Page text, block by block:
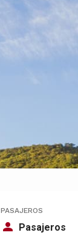
PASAJEROS
Pasajeros